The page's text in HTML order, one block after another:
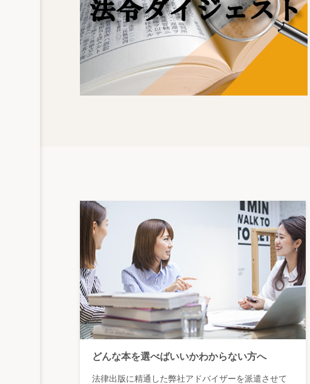
どんな本を選べばいいかわからない方へ
法律出版に精通した弊社アドバイザーを派遣させて